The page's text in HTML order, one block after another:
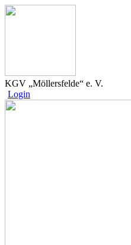
KGV „Möllersfelde“ e. V.
Login